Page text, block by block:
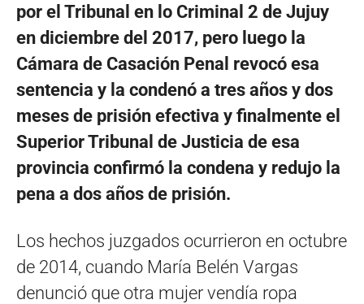
por el Tribunal en lo Criminal 2 de Jujuy
en diciembre del 2017, pero luego la
Cámara de Casación Penal revocó esa
sentencia y la condenó a tres años y dos
meses de prisión efectiva y finalmente el
Superior Tribunal de Justicia de esa
provincia confirmó la condena y redujo la
pena a dos años de prisión.
Los hechos juzgados ocurrieron en octubre
de 2014, cuando María Belén Vargas
denunció que otra mujer vendía ropa